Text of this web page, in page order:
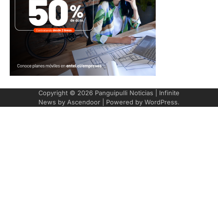
Copyright © 2026 Panguipulli Noticias | Infinite
News by Ascendoor | Powered by WordPress.